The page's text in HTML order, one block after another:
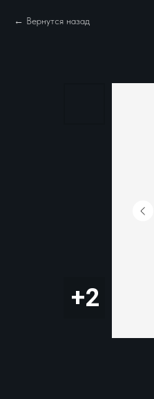
Вернутся назад